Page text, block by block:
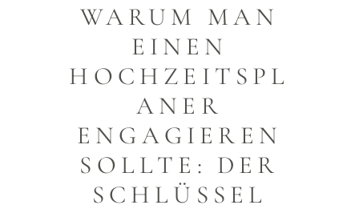
WARUM MAN
EINEN
HOCHZEITSPL
ANER
ENGAGIEREN
SOLLTE: DER
SCHLÜSSEL